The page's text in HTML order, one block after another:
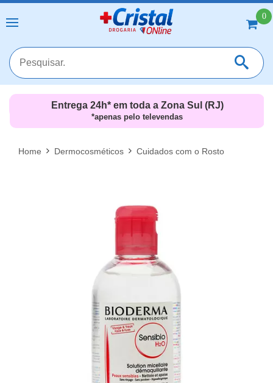
0
MAIS RESULTADOS
Entrega 24h* em toda a Zona Sul (RJ)
*apenas pelo televendas
Home Dermocosméticos Cuidados com o Rosto